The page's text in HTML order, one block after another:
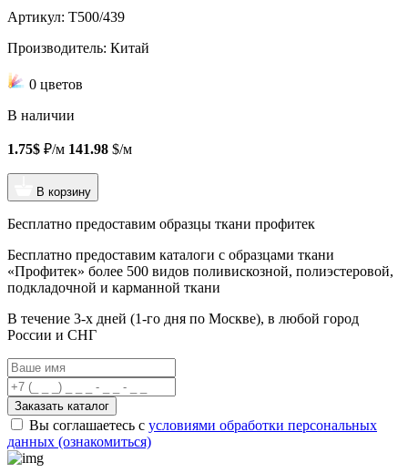
Артикул: T500/439
Производитель: Китай
0 цветов
В наличии
1.75$ ₽/м 141.98 $/м
В корзину
Бесплатно предоставим образцы ткани профитек
Бесплатно предоставим каталоги с образцами ткани
«Профитек» более 500 видов поливискозной, полиэстеровой,
подкладочной и карманной ткани
В течение 3-х дней (1-го дня по Москве), в любой город
России и СНГ
Заказать каталог
Вы соглашаетесь с условиями обработки персональных
данных (ознакомиться)